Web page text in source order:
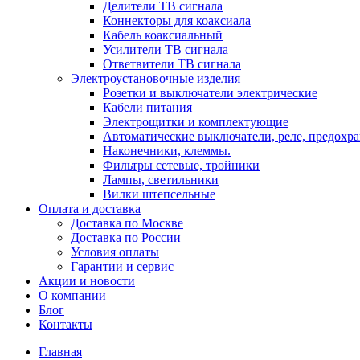
Делители ТВ сигнала
Коннекторы для коаксиала
Кабель коаксиальный
Усилители ТВ сигнала
Ответвители ТВ сигнала
Электроустановочные изделия
Розетки и выключатели электрические
Кабели питания
Электрощитки и комплектующие
Автоматические выключатели, реле,
Наконечники, клеммы.
Фильтры сетевые, тройники
Лампы, светильники
Вилки штепсельные
Оплата и доставка
Доставка по Москве
Доставка по России
Условия оплаты
Гарантии и сервис
Акции и новости
О компании
Блог
Контакты
Главная